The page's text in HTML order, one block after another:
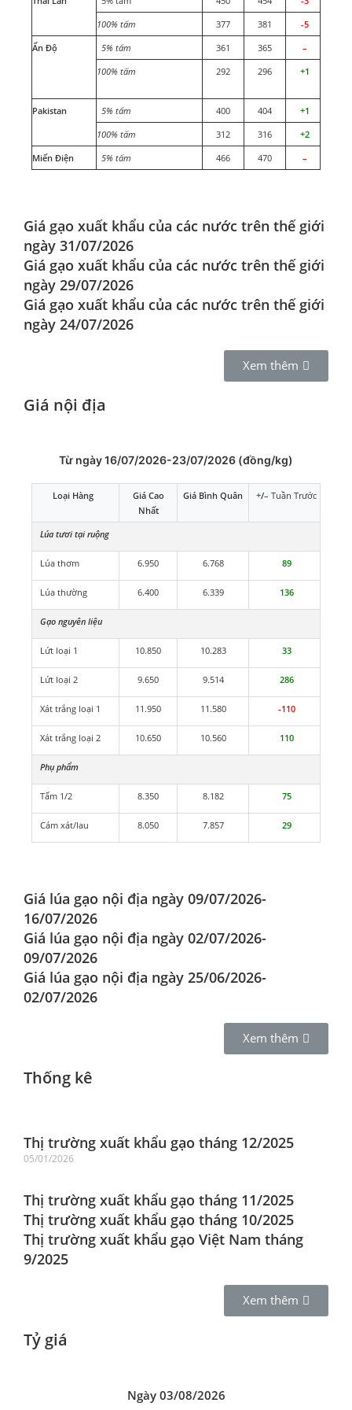
100% tấm
377 381
-5
Ấn Độ
5% tấm 361 365
–
100% tấm
292 296 +1
Pakistan 5% tấm 400 404
+1
100% tấm
312 316
+2
Miến Điện
5% tấm 466 470 –
Giá gạo xuất khẩu của các nước trên thế giới
ngày 31/07/2026
Giá gạo xuất khẩu của các nước trên thế giới
ngày 29/07/2026
Giá gạo xuất khẩu của các nước trên thế giới
ngày 24/07/2026
Xem thêm
Giá nội địa
Từ ngày 16/07/2026-23/07/2026 (đồng/kg)
Loại Hàng
Giá Cao
Nhất
Giá Bình Quân +/– Tuần Trước
Lúa tươi tại ruộng
Lúa thơm 6.950 6.768 89
Lúa thường 6.400 6.339 136
Gạo nguyên liệu
Lứt loại 1 10.850 10.283 33
Lứt loại 2 9.650 9.514 286
Xát trắng loại 1 11.950 11.580 -110
Xát trắng loại 2 10.650 10.560 110
Phụ phẩm
Tấm 1/2 8.350 8.182 75
Cám xát/lau 8.050 7.857 29
Giá lúa gạo nội địa ngày 09/07/2026-
16/07/2026
Giá lúa gạo nội địa ngày 02/07/2026-
09/07/2026
Giá lúa gạo nội địa ngày 25/06/2026-
02/07/2026
Xem thêm
Thống kê
Thị trường xuất khẩu gạo tháng 12/2025
05/01/2026
Thị trường xuất khẩu gạo tháng 11/2025
Thị trường xuất khẩu gạo tháng 10/2025
Thị trường xuất khẩu gạo Việt Nam tháng
9/2025
Xem thêm
Tỷ giá
Ngày 03/08/2026